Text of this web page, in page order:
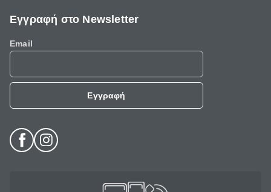
Εγγραφή στο Newsletter
Email
Εγγραφή